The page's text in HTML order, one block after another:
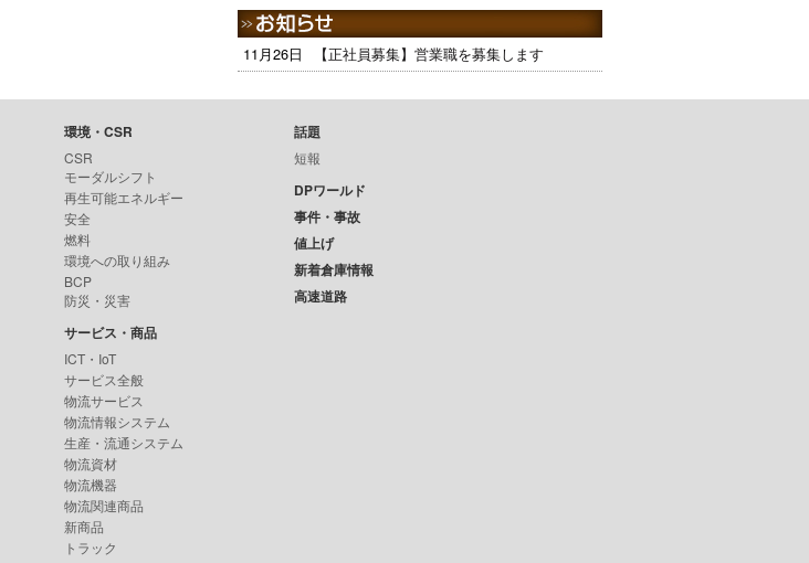
11月26日 【正社員募集】営業職を募集します
環境・CSR
CSR
モーダルシフト
再生可能エネルギー
安全
燃料
環境への取り組み
BCP
防災・災害
サービス・商品
ICT・IoT
サービス全般
物流サービス
物流情報システム
生産・流通システム
物流資材
物流機器
物流関連商品
新商品
トラック
話題
短報
DPワールド
事件・事故
値上げ
新着倉庫情報
高速道路